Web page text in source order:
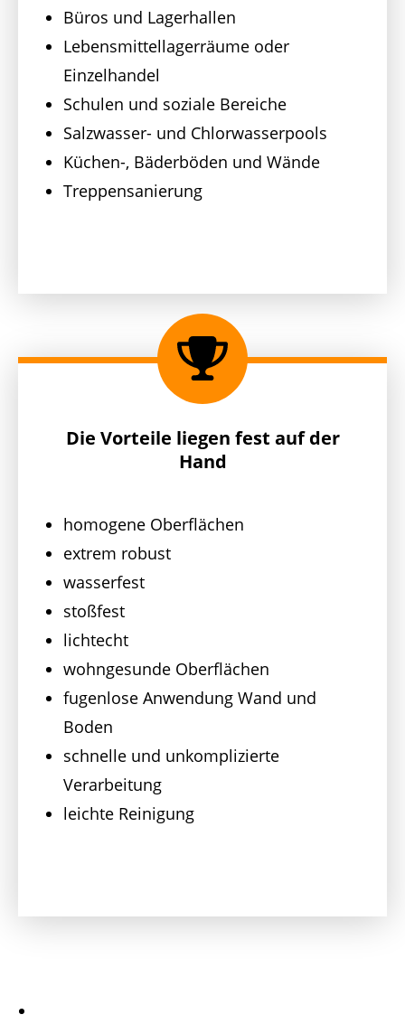
Büros und Lagerhallen
Lebensmittellagerräume oder
Einzelhandel
Schulen und soziale Bereiche
Salzwasser- und Chlorwasserpools
Küchen-, Bäderböden und Wände
Treppensanierung
Die Vorteile liegen fest auf der
Hand
homogene Oberflächen
extrem robust
wasserfest
stoßfest
lichtecht
wohngesunde Oberflächen
fugenlose Anwendung Wand und
Boden
schnelle und unkomplizierte
Verarbeitung
leichte Reinigung